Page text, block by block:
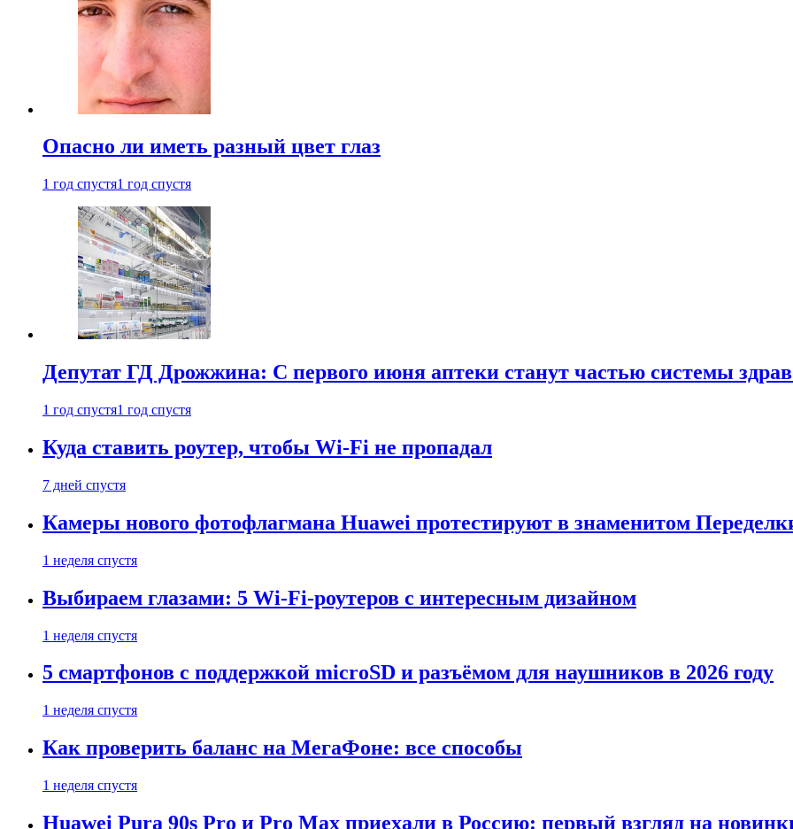
Опасно ли иметь разный цвет глаз
1 год спустя1 год спустя
Депутат ГД Дрожжина: С первого июня аптеки станут частью системы
1 год спустя1 год спустя
Куда ставить роутер, чтобы Wi-Fi не пропадал
7 дней спустя
Камеры нового фотофлагмана Huawei протестируют в знаменитом
1 неделя спустя
Выбираем глазами: 5 Wi-Fi-роутеров с интересным дизайном
1 неделя спустя
5 смартфонов с поддержкой microSD и разъёмом для наушников в 2026 году
1 неделя спустя
Как проверить баланс на МегаФоне: все способы
1 неделя спустя
Huawei Pura 90s Pro и Pro Max приехали в Россию: первый взгляд на